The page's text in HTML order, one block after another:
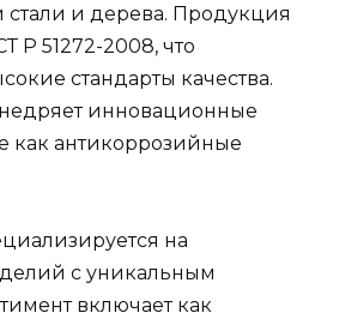
и дерева. Продукция
Р 51272-2008, что
стандарты качества.
инновационные
как антикоррозийные
на
с уникальным
включает как